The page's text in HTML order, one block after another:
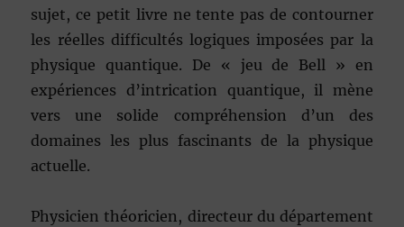
sujet, ce petit livre ne tente pas de contourner
les réelles difficultés logiques imposées par la
physique quantique. De « jeu de Bell » en
expériences d’intrication quantique, il mène
vers une solide compréhension d’un des
domaines les plus fascinants de la physique
actuelle.
Physicien théoricien, directeur du département